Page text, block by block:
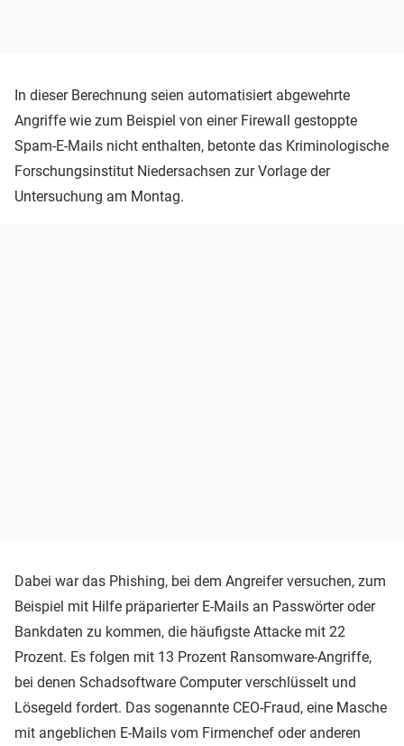
In dieser Berechnung seien automatisiert abgewehrte
Angriffe wie zum Beispiel von einer Firewall gestoppte
Spam-E-Mails nicht enthalten, betonte das Kriminologische
Forschungsinstitut Niedersachsen zur Vorlage der
Untersuchung am Montag.
Dabei war das Phishing, bei dem Angreifer versuchen, zum
Beispiel mit Hilfe präparierter E-Mails an Passwörter oder
Bankdaten zu kommen, die häufigste Attacke mit 22
Prozent. Es folgen mit 13 Prozent Ransomware-Angriffe,
bei denen Schadsoftware Computer verschlüsselt und
Lösegeld fordert. Das sogenannte CEO-Fraud, eine Masche
mit angeblichen E-Mails vom Firmenchef oder anderen